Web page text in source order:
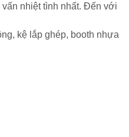
nhiệt tình nhất. Đến với
kệ lắp ghép, booth nhựa